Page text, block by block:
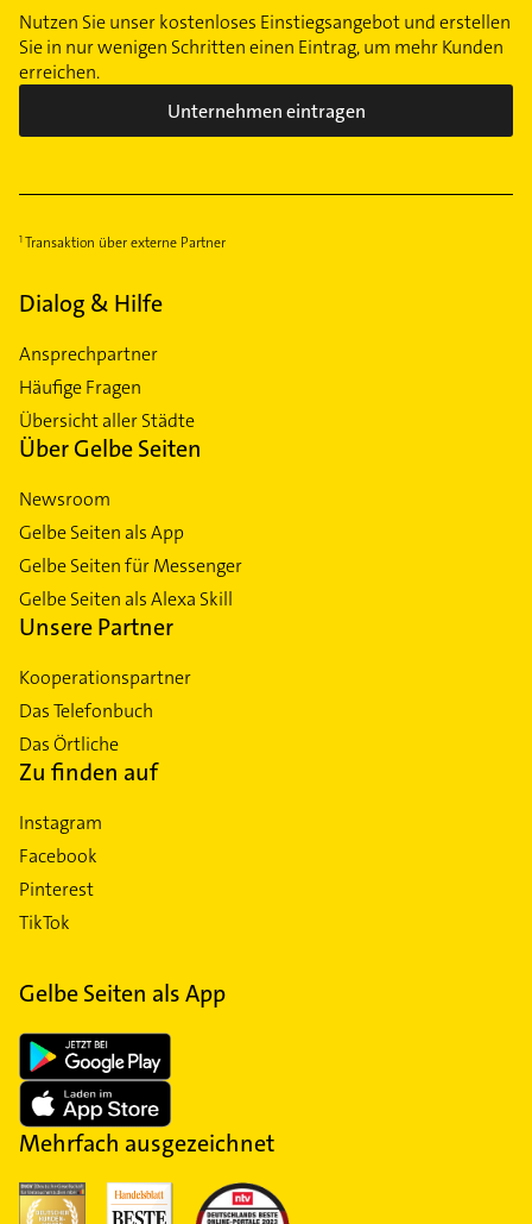
Nutzen Sie unser kostenloses Einstiegsangebot und erstellen
Sie in nur wenigen Schritten einen Eintrag, um mehr Kunden
erreichen.
Unternehmen eintragen
Transaktion über externe Partner
Dialog & Hilfe
Ansprechpartner
Häufige Fragen
Übersicht aller Städte
Über Gelbe Seiten
Newsroom
Gelbe Seiten als App
Gelbe Seiten für Messenger
Gelbe Seiten als Alexa Skill
Unsere Partner
Kooperationspartner
Das Telefonbuch
Das Örtliche
Zu finden auf
Instagram
Facebook
Pinterest
TikTok
Gelbe Seiten als App
Mehrfach ausgezeichnet